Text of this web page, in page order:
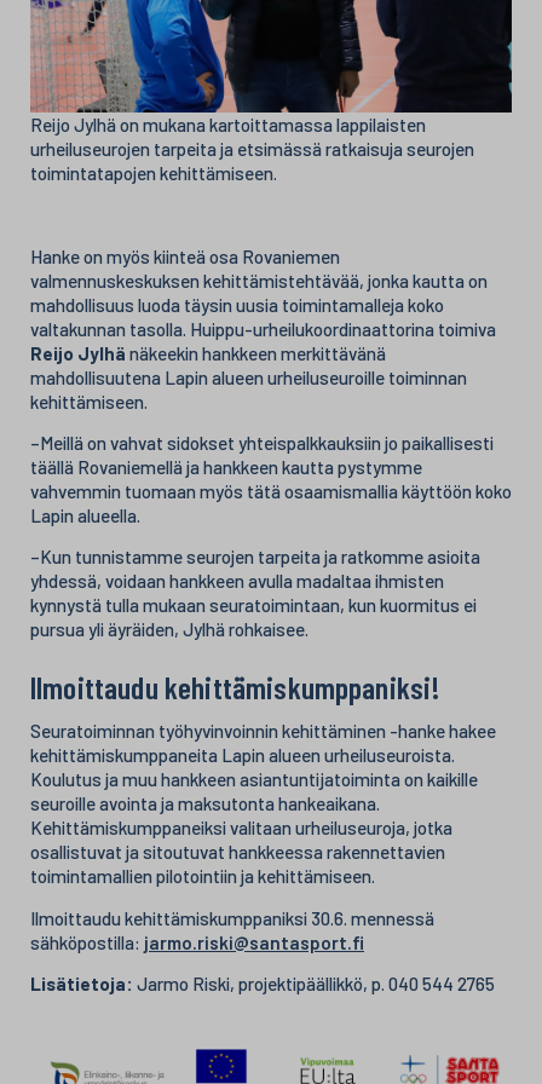
Reijo Jylhä on mukana kartoittamassa lappilaisten
urheiluseurojen tarpeita ja etsimässä ratkaisuja seurojen
toimintatapojen kehittämiseen.
Hanke on myös kiinteä osa Rovaniemen
valmennuskeskuksen kehittämistehtävää, jonka kautta on
mahdollisuus luoda täysin uusia toimintamalleja koko
valtakunnan tasolla. Huippu-urheilukoordinaattorina toimiva
Reijo Jylhä näkeekin hankkeen merkittävänä
mahdollisuutena Lapin alueen urheiluseuroille toiminnan
kehittämiseen.
–Meillä on vahvat sidokset yhteispalkkauksiin jo paikallisesti
täällä Rovaniemellä ja hankkeen kautta pystymme
vahvemmin tuomaan myös tätä osaamismallia käyttöön koko
Lapin alueella.
–Kun tunnistamme seurojen tarpeita ja ratkomme asioita
yhdessä, voidaan hankkeen avulla madaltaa ihmisten
kynnystä tulla mukaan seuratoimintaan, kun kuormitus ei
pursua yli äyräiden, Jylhä rohkaisee.
Ilmoittaudu kehittämiskumppaniksi!
Seuratoiminnan työhyvinvoinnin kehittäminen -hanke hakee
kehittämiskumppaneita Lapin alueen urheiluseuroista.
Koulutus ja muu hankkeen asiantuntijatoiminta on kaikille
seuroille avointa ja maksutonta hankeaikana.
Kehittämiskumppaneiksi valitaan urheiluseuroja, jotka
osallistuvat ja sitoutuvat hankkeessa rakennettavien
toimintamallien pilotointiin ja kehittämiseen.
Ilmoittaudu kehittämiskumppaniksi 30.6. mennessä
sähköpostilla: jarmo.riski@santasport.fi
Lisätietoja: Jarmo Riski, projektipäällikkö, p. 040 544 2765